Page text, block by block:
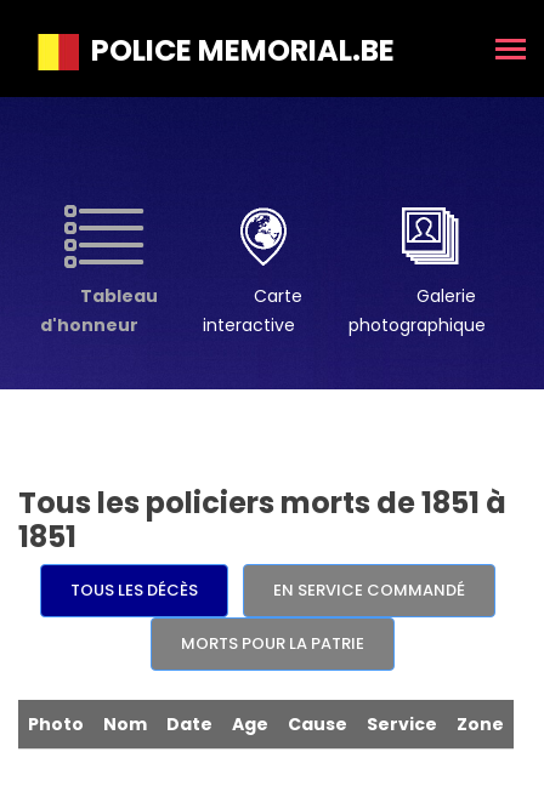
POLICE MEMORIAL.BE
Tableau
d'honneur
Carte
interactive
Galerie
photographique
Tous les policiers morts de 1851 à
1851
TOUS LES DÉCÈS EN SERVICE COMMANDÉ
MORTS POUR LA PATRIE
Photo Nom Date Age Cause Service Zone